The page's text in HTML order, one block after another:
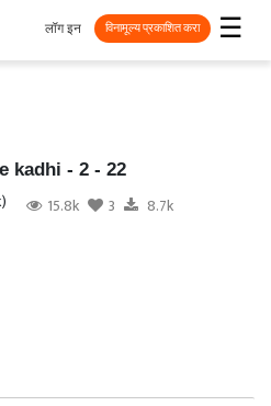
☰
लॉग इन विनामूल्य प्रकाशित करा
kadhi - 2 - 22
15.8k 3 8.7k